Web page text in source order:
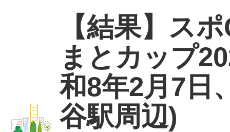
【結果】ス
まとカップ
和8年2月7日
谷駅周辺)